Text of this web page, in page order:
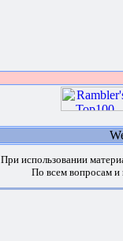
При использовании
По всем вопросам